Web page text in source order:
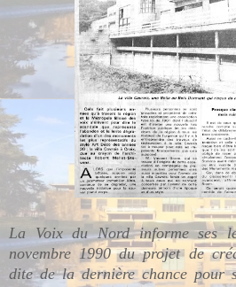
La Voix du Nord informe ses
novembre 1990 du projet de
dite de la dernière chance pour